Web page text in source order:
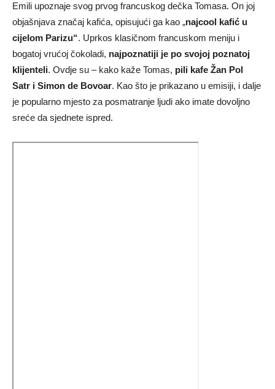
Emili upoznaje svog prvog francuskog dečka Tomasa. On joj
objašnjava značaj kafića, opisujući ga kao „najcool kafić u
cijelom Parizu“. Uprkos klasičnom francuskom meniju i
bogatoj vrućoj čokoladi, najpoznatiji je po svojoj poznatoj
klijenteli. Ovdje su – kako kaže Tomas, pili kafe Žan Pol
Satr i Simon de Bovoar. Kao što je prikazano u emisiji, i dalje
je popularno mjesto za posmatranje ljudi ako imate dovoljno
sreće da sjednete ispred.